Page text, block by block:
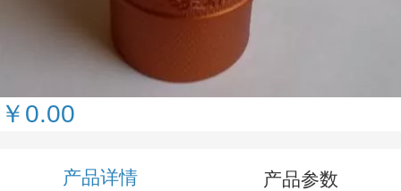
QQ图片20140104201158
￥0.00
产品详情 产品参数